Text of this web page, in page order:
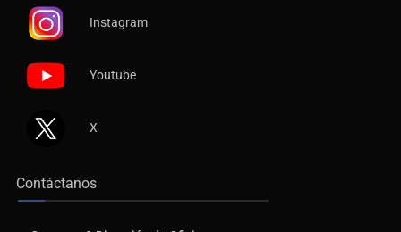
Instagram
Youtube
X
Contáctanos